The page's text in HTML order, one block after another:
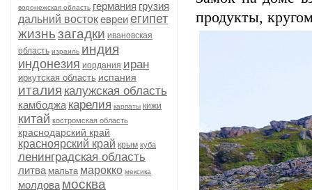
воронежская область германия грузия
дальний востокевреиегипет
жизньзагадки ивановская
область израиль индия
индонезия иордания иран
иркутская область испания
италия калужская область
камбоджа карелия карпаты кижи
китай костромская область
краснодарский край
красноярский край крым куба
ленинградская область
литва мальта марокко мексика
молдова москва
продукты,